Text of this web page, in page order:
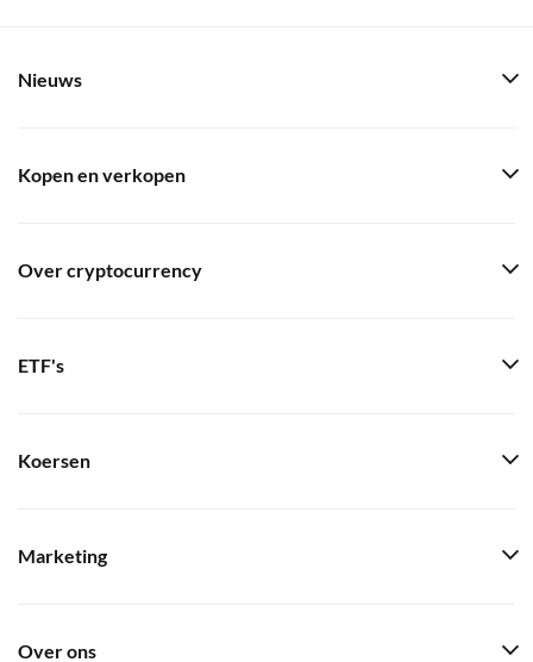
Nieuws
Kopen en verkopen
Over cryptocurrency
ETF's
Koersen
Marketing
Over ons